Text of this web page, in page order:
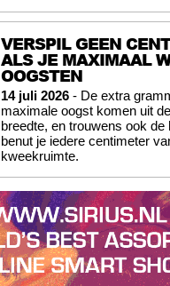
VERSPIL GEEN
ALS JE MAXIMAAL
OOGSTEN
14 juli 2026 - De extra
maximale oogst komen uit
breedte, en trouwens ook de
benut je iedere centimeter
kweekruimte.